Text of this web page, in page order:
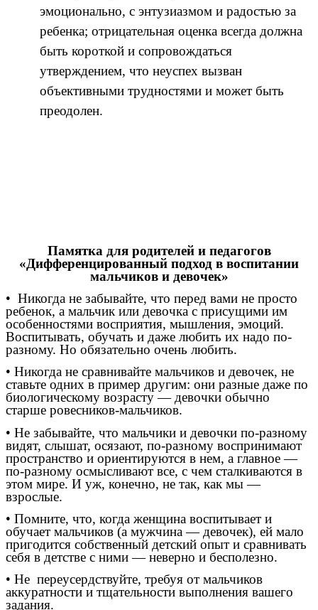
эмоционально, с энтузиазмом и радостью за
ребенка; отрицательная оценка всегда должна
быть короткой и сопровождаться
утверждением, что неуспех вызван
объективными трудностями и может быть
преодолен.
Памятка для родителей и педагогов
«Дифференцированный подход в воспитании
мальчиков и девочек»
• Никогда не забывайте, что перед вами не просто
ребенок, а мальчик или девочка с присущими им
особенностями восприятия, мышления, эмоций.
Воспитывать, обучать и даже любить их надо по-
разному. Но обязательно очень любить.
• Никогда не сравнивайте мальчиков и девочек, не
ставьте одних в пример другим: они разные даже по
биологическому возрасту — девочки обычно
старше ровесников-мальчиков.
• Не забывайте, что мальчики и девочки по-разному
видят, слышат, осязают, по-разному воспринимают
пространство и ориентируются в нем, а главное —
по-разному осмысливают все, с чем сталкиваются в
этом мире. И уж, конечно, не так, как мы —
взрослые.
• Помните, что, когда женщина воспитывает и
обучает мальчиков (а мужчина — девочек), ей мало
пригодится собственный детский опыт и сравнивать
себя в детстве с ними — неверно и бесполезно.
• Не переусердствуйте, требуя от мальчиков
аккуратности и тщательности выполнения вашего
задания.